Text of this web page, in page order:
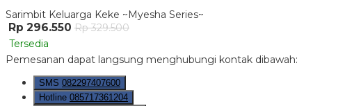
Sarimbit Keluarga Keke ~Myesha Series~
Rp 296.550 Rp 329.500
Tersedia
Pemesanan dapat langsung menghubungi kontak dibawah:
SMS 082297407600
Hotline 085717361204